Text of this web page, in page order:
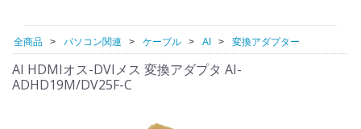
全商品 パソコン関連 ケーブル AI 変換アダプター
AI HDMIオス-DVIメス 変換アダプタ AI-
ADHD19M/DV25F-C